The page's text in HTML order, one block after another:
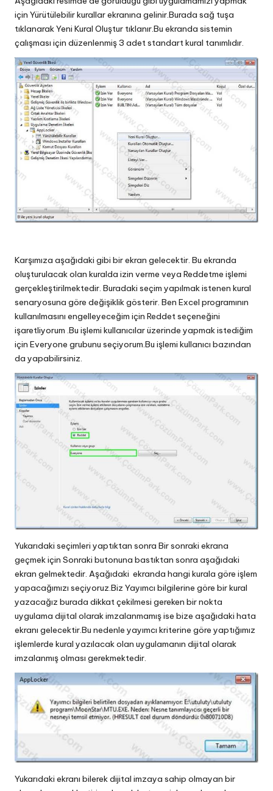
için Yürütülebilir kurallar ekranına gelinir.Burada sağ tuşa
tıklanarak Yeni Kural Oluştur tıklanır.Bu ekranda sistemin
çalışması için düzenlenmiş 3 adet standart kural tanımlıdır.
Karşımıza aşağıdaki gibi bir ekran gelecektir. Bu ekranda
oluşturulacak olan kuralda izin verme veya Reddetme işlemi
gerçekleştirilmektedir. Buradaki seçim yapılmak istenen kural
senaryosuna göre değişiklik gösterir. Ben Excel programının
kullanılmasını engelleyeceğim için Reddet seçeneğini
işaretliyorum .Bu işlemi kullanıcılar üzerinde yapmak istediğim
için Everyone grubunu seçiyorum.Bu işlemi kullanıcı bazından
da yapabilirsiniz.
Yukarıdaki seçimleri yaptıktan sonra Bir sonraki ekrana
geçmek için Sonraki butonuna bastıktan sonra aşağıdaki
ekran gelmektedir. Aşağıdaki ekranda hangi kurala göre işlem
yapacağımızı seçiyoruz.Biz Yayımcı bilgilerine göre bir kural
yazacağız burada dikkat çekilmesi gereken bir nokta
uygulama dijital olarak imzalanmamış ise bize aşağıdaki hata
ekranı gelecektir.Bu nedenle yayımcı kriterine göre yaptığımız
işlemlerde kural yazılacak olan uygulamanın dijital olarak
imzalanmış olması gerekmektedir.
Yukarıdaki ekranı bilerek dijital imzaya sahip olmayan bir